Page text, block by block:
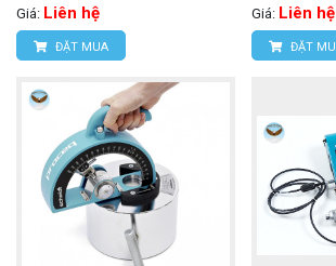
Giá: Liên hệ
ĐẶT MUA
Giá: Liên hệ
ĐẶT